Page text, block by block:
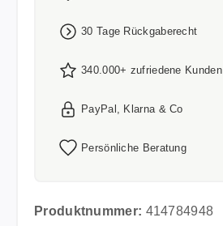
30 Tage Rückgaberecht
340.000+ zufriedene Kunden
PayPal, Klarna & Co
Persönliche Beratung
Produktnummer: 414784948